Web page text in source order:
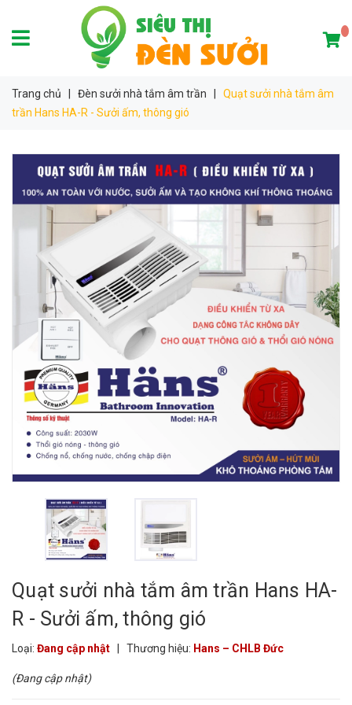
Trang chủ Đèn sưởi nhà tắm âm trần
Quạt sưởi nhà tắm âm
trần Hans HA-R - Sưởi ấm, thông gió
Quạt sưởi nhà tắm âm trần Hans HA-
R - Sưởi ấm, thông gió
Loại: Đang cập nhật Thương hiệu: Hans – CHLB Đức
(Đang cập nhật)